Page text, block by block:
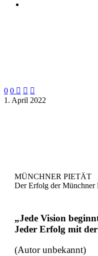
0 0   
1. April 2022
MÜNCHNER PIETÄT
Der Erfolg der Münchner
„Jede Vision
Jeder Erfolg mit
(Autor unbekannt)